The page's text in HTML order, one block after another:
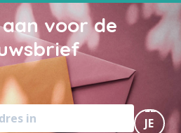
voor de
MELD
JE